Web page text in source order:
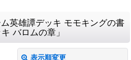
英雄譚デッキ モモキングの書
バロムの章」
表示順変更